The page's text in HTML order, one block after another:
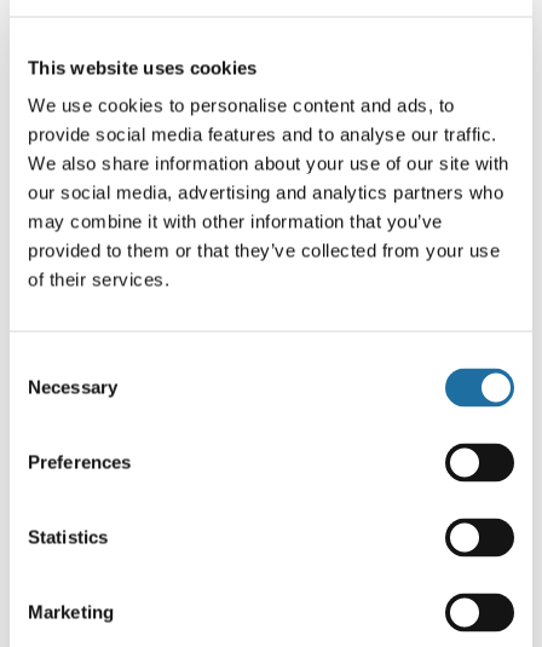
This website uses cookies
We use cookies to personalise content and ads, to
provide social media features and to analyse our traffic.
We also share information about your use of our site with
our social media, advertising and analytics partners who
may combine it with other information that you’ve
provided to them or that they’ve collected from your use
of their services.
Selection
Necessary
Preferences
Statistics
Marketing
ベアダイフリップチップパッケージ
モールドアンダーフィルパッケージ